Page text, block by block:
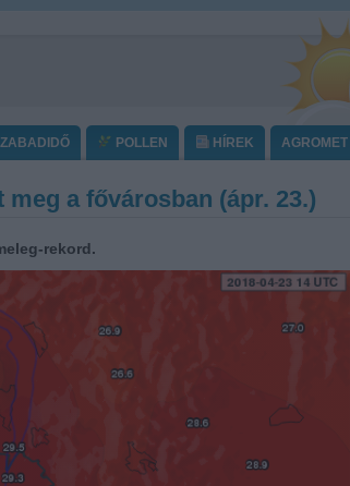
POLLEN HÍREK AGROMET
a fővárosban (ápr. 23.)
rekord.